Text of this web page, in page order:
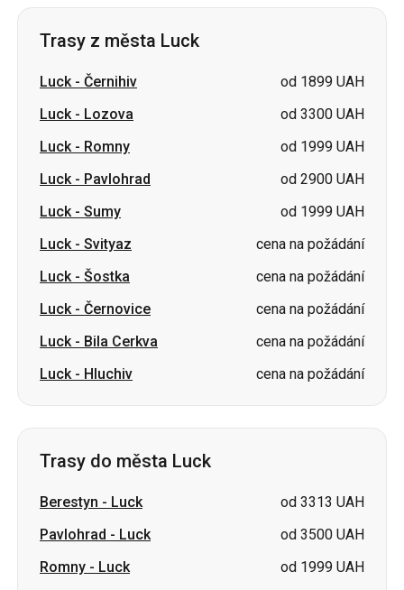
Trasy z města Luck
Luck- Černihiv
od 1899 UAH
Luck- Lozova
od 3300 UAH
Luck- Romny
od 1999 UAH
Luck- Pavlohrad
od 2900 UAH
Luck- Sumy
od 1999 UAH
Luck- Svityaz
cena na požádání
Luck- Šostka
cena na požádání
Luck- Černovice
cena na požádání
Luck- Bila Cerkva
cena na požádání
Luck- Hluchiv cena na požádání
Trasy do města Luck
Berestyn - Luck
od 3313 UAH
Pavlohrad - Luck
od 3500 UAH
Romny - Luck
od 1999 UAH